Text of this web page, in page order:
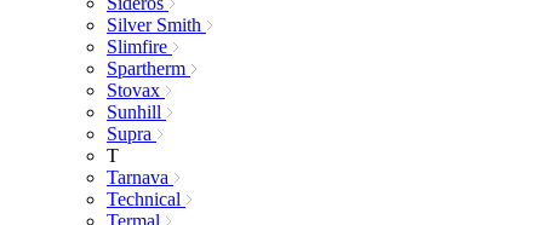
Silver Smith
Slimfire
Spartherm
Stovax
Sunhill
Supra
T
Tarnava
Technical
Termal